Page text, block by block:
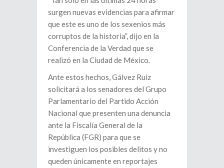
surgen nuevas evidencias para afirmar
que este es uno de los sexenios más
corruptos de la historia”, dijo en la
Conferencia de la Verdad que se
realizó en la Ciudad de México.
Ante estos hechos, Gálvez Ruiz
solicitará a los senadores del Grupo
Parlamentario del Partido Acción
Nacional que presenten una denuncia
ante la Fiscalía General de la
República (FGR) para que se
investiguen los posibles delitos y no
queden únicamente en reportajes